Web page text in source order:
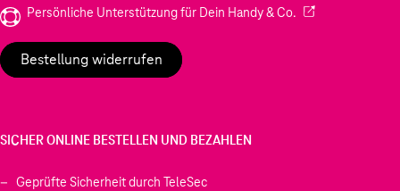
Persönliche Unterstützung für Dein Handy & Co. (Wird in einem
Bestellung widerrufen
SICHER ONLINE BESTELLEN UND BEZAHLEN
Geprüfte Sicherheit durch TeleSec